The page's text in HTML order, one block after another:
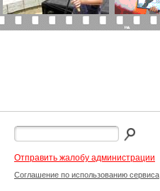
Отправить жалобу администрации
Соглашение по использованию сервиса